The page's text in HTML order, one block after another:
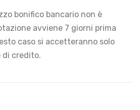
bonifico bancario non è
avviene 7 giorni prima
caso si accetteranno solo
di credito.